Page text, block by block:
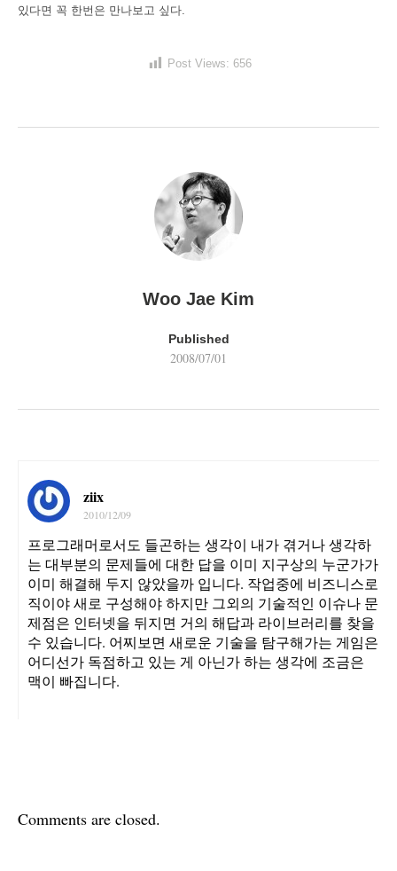
있다면 꼭 한번은 만나보고 싶다.
Post Views: 656
Woo Jae Kim
Published
2008/07/01
ziix
2010/12/09
프로그래머로서도 들곤하는 생각이 내가 겪거나 생각하
는 대부분의 문제들에 대한 답을 이미 지구상의 누군가가
이미 해결해 두지 않았을까 입니다. 작업중에 비즈니스로
직이야 새로 구성해야 하지만 그외의 기술적인 이슈나 문
제점은 인터넷을 뒤지면 거의 해답과 라이브러리를 찾을
수 있습니다. 어찌보면 새로운 기술을 탐구해가는 게임은
어디선가 독점하고 있는 게 아닌가 하는 생각에 조금은
맥이 빠집니다.
Comments are closed.